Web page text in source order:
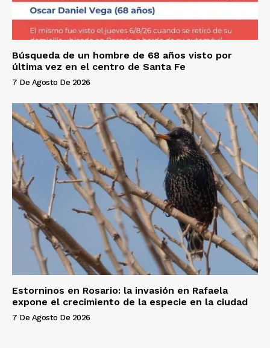
Búsqueda de un hombre de 68 años visto por
última vez en el centro de Santa Fe
7 De Agosto De 2026
Estorninos en Rosario: la invasión en Rafaela
expone el crecimiento de la especie en la ciudad
7 De Agosto De 2026